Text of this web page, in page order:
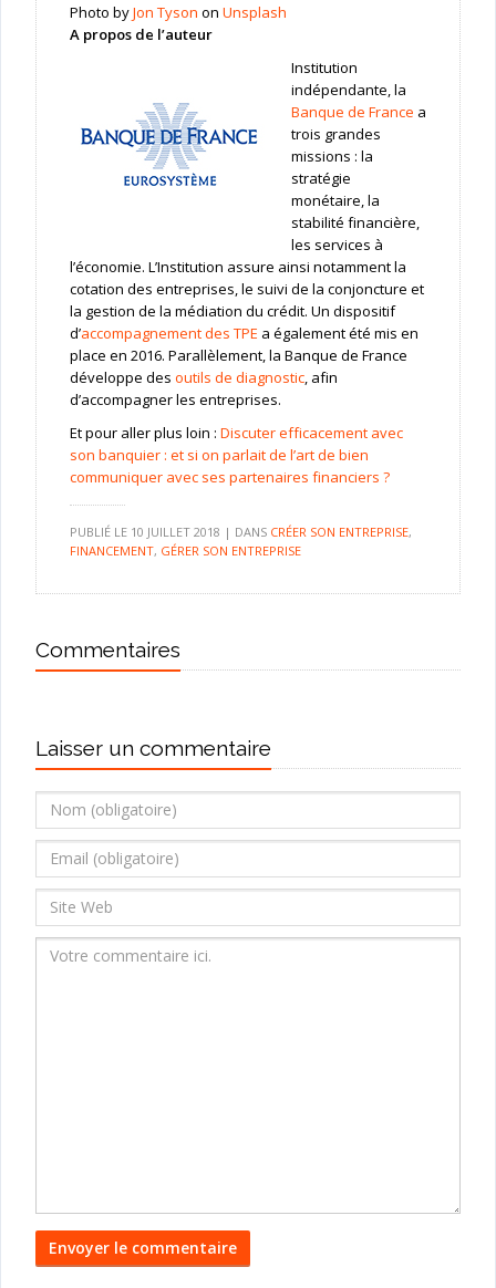
Photo byJon Tyson on Unsplash
A propos de l’auteur
Institution
indépendante, la
Banque de France a
trois grandes
missions : la
stratégie
monétaire, la
stabilité financière,
les services à
l’économie. L’Institution assure ainsi notamment la
cotation des entreprises, le suivi de la conjoncture et
la gestion de la médiation du crédit. Un dispositif
d’accompagnement des TPE a également été mis en
place en 2016. Parallèlement, la Banque de France
développe des outils de diagnostic, afin
d’accompagner les entreprises.
Et pour aller plus loin : Discuter efficacement avec
son banquier : et si on parlait de l’art de bien
communiquer avec ses partenaires financiers ?
PUBLIÉ LE 10 JUILLET 2018 | DANS CRÉER SON ENTREPRISE,
FINANCEMENT, GÉRER SON ENTREPRISE
Commentaires
Laisser un commentaire